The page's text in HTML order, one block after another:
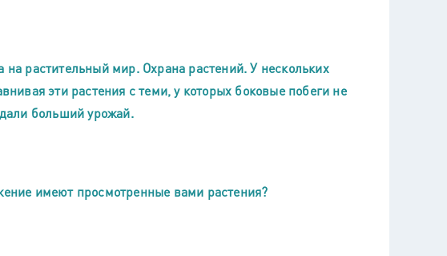
на растительный мир. Охрана растений. У нескольких
эти растения с теми, у которых боковые побеги не
больший урожай.
имеют просмотренные вами растения?